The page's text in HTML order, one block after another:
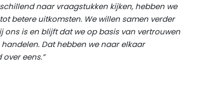
naar vraagstukken kijken, hebben we
betere uitkomsten. We willen samen verder
ons is en blijft dat we op basis van vertrouwen
Dat hebben we naar elkaar
eens.”